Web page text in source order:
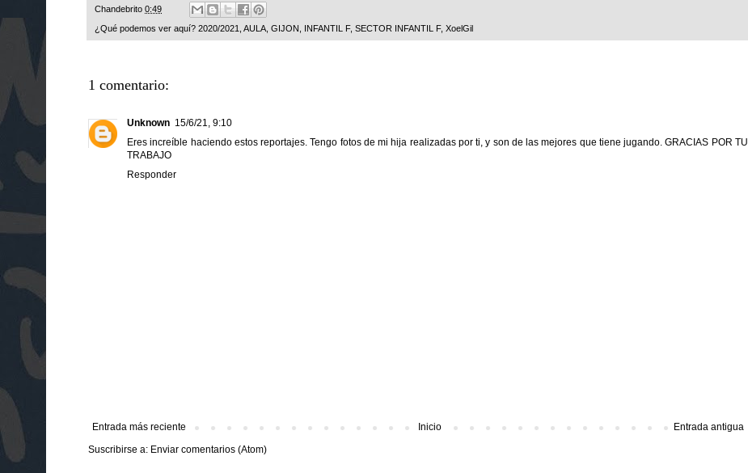
Chandebrito 0:49
¿Qué podemos ver aquí? 2020/2021, AULA, GIJON, INFANTIL F, SECTOR INFANTIL F, XoelGil
1 comentario:
Unknown 15/6/21, 9:10
Eres increíble haciendo estos reportajes. Tengo fotos de mi hija realizadas por ti, y son de las mejores que tiene jugando. GRACIAS POR TU
TRABAJO
Responder
Entrada más reciente Entrada antigua
Inicio
Suscribirse a: Enviar comentarios (Atom)